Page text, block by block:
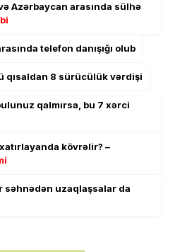
Azərbaycan arasında sülhə
telefon danışığı olub
qısaldan 8 sürücülük vərdişi
qalmırsa, bu 7 xərci
kövrəlir? –
səhnədən uzaqlaşsalar da